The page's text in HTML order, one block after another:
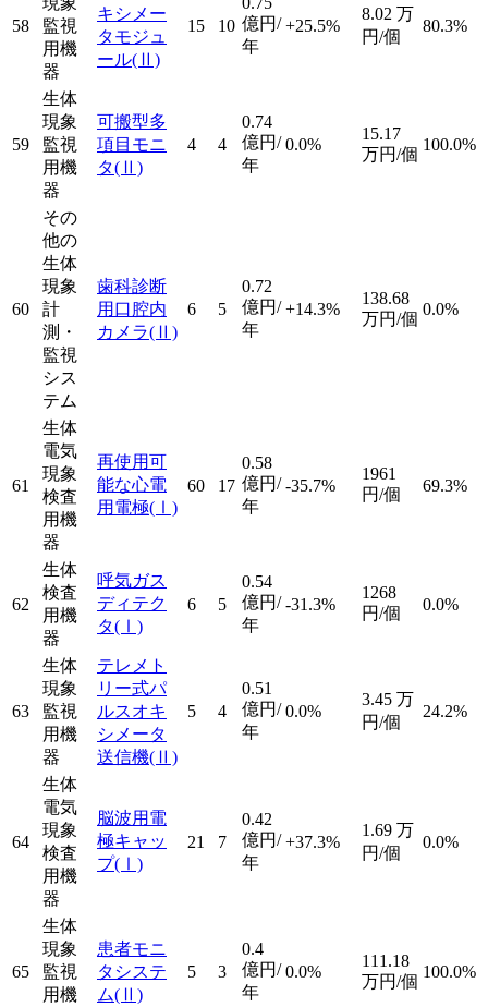
58
監視
用機
器
キシメー
タモジュ
ール(Ⅱ)
15 10 億円/
年
+25.5%
8.02 万
円/個
80.3%
59
生体
現象
監視
用機
器
可搬型多
項目モニ
タ(Ⅱ)
4 4
0.74
億円/
年
0.0%
15.17
万円/個
100.0%
60
その
他の
生体
現象
計
測・
監視
シス
テム
歯科診断
用口腔内
カメラ(Ⅱ)
6 5
0.72
億円/
年
+14.3%
138.68
万円/個
0.0%
61
生体
電気
現象
検査
用機
器
再使用可
能な心電
用電極(Ⅰ)
60 17
0.58
億円/
年
-35.7%
1961
円/個
69.3%
62
生体
検査
用機
器
呼気ガス
ディテク
タ(Ⅰ)
6 5
0.54
億円/
年
-31.3%
1268
円/個
0.0%
63
生体
現象
監視
用機
器
テレメト
リー式パ
ルスオキ
シメータ
送信機(Ⅱ)
5 4
0.51
億円/
年
0.0%
3.45 万
円/個
24.2%
64
生体
電気
現象
検査
用機
器
脳波用電
極キャッ
プ(Ⅰ)
21 7
0.42
億円/
年
+37.3%
1.69 万
円/個
0.0%
65
生体
現象
監視
用機
患者モニ
タシステ
ム(Ⅱ)
5 3
0.4
億円/
年
0.0%
111.18
万円/個
100.0%